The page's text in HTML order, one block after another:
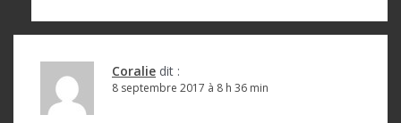
Coralie dit :
8 septembre 2017 à 8 h 36 min